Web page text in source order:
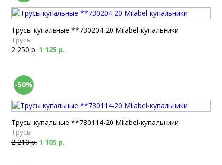
Трусы купальные **730204-20 Milabel-купальники
Трусы
2 250 р. 1 125 р.
-50%
Трусы купальные **730114-20 Milabel-купальники
Трусы
2 210 р. 1 105 р.